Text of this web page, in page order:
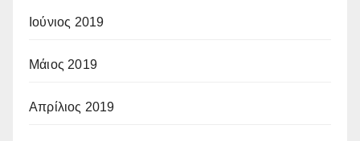
Ιούνιος 2019
Μάιος 2019
Απρίλιος 2019